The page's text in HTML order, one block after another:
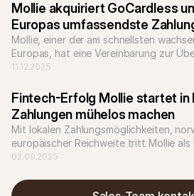
Mollie akquiriert GoCardless
Europas umfassendste
Mollie, einer der am schnellsten
Europas, hat eine Vereinbarung zur
Bankzahlungsunternehmens
11.12.2025
Fintech-Erfolg Mollie startet in
Zahlungen mühelos machen
Mit lokalen Zahlungsmöglichkeiten,
europäischer Reichweite tritt Mollie als
etablierten Anbietern wie Nets auf.
02.09.2025